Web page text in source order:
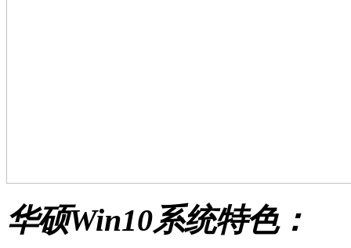
华硕Win10系统特色：